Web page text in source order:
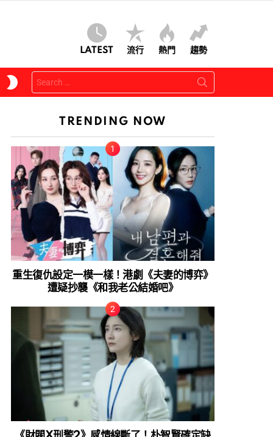
LATEST 流行 熱門 趨勢
SKIN
Search
for:
TRENDING NOW
重生復仇設定一模一樣！港劇《夫妻的博弈》
遭疑抄襲《和我老公結婚吧》